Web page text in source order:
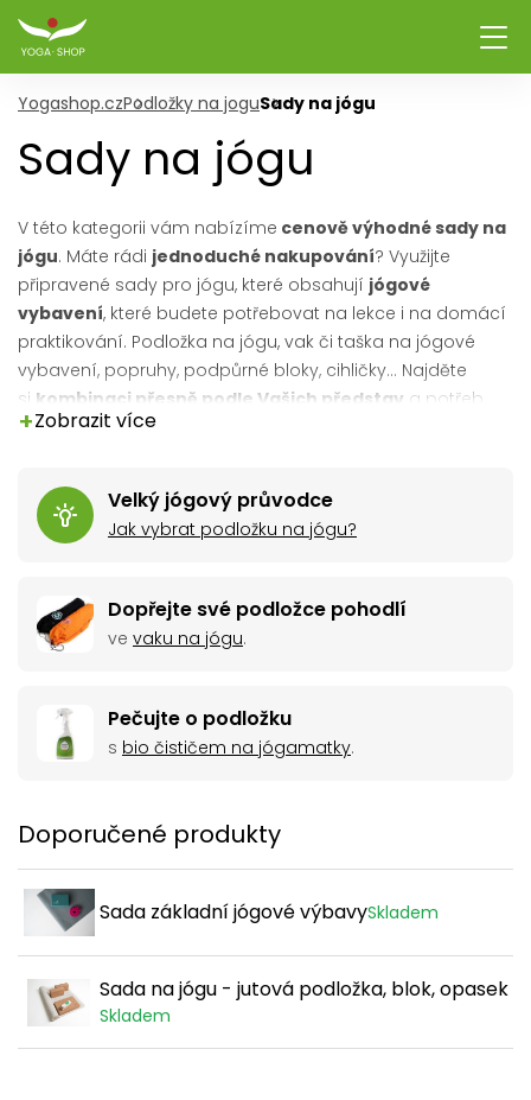
Yogashop.czPodložky na joguSady na jógu
Sady na jógu
V této kategorii vám nabízíme cenově výhodné sady na
jógu. Máte rádi jednoduché nakupování? Využijte
připravené sady pro jógu, které obsahují jógové
vybavení, které budete potřebovat na lekce i na domácí
praktikování. Podložka na jógu, vak či taška na jógové
vybavení, popruhy, podpůrné bloky, cihličky... Najděte
si kombinaci přesně podle Vašich představ a potřeb.
Nenašli jste svou oblíbenou barevnou kombinaci?
+Zobrazit více
Velký jógový průvodce
Jak vybrat podložku na jógu?
Dopřejte své podložce pohodlí
ve vaku na jógu.
Pečujte o podložku
s bio čističem na jógamatky.
Doporučené produkty
Sada základní jógové výbavySkladem
Sada na jógu - jutová podložka, blok, opasek
Skladem